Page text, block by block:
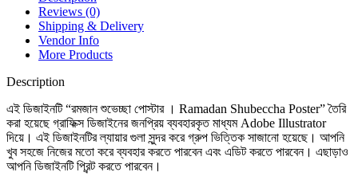
Reviews (0)
Shipping & Delivery
Vendor Info
More Products
Description
এই ডিজাইনটি “রমজান শুভেচ্ছা পোস্টার । Ramadan Shubeccha Poster” তৈরি
করা হয়েছে গ্রাফিক্স ডিজাইনের জনপ্রিয় ব্যবহারকৃত মাধ্যম Adobe Illustrator
দিয়ে। এই ডিজাইনটির ল্যায়ার গুলা সুন্দর করে গ্রুপ ভিত্তিক সাজানো হয়েছে। আপনি
খুব সহজে নিজের মতো করে ব্যবহার করতে পারবেন এবং এডিট করতে পারবেন। এছাড়াও
আপনি ডিজাইনটি প্রিন্ট করতে পারবেন।